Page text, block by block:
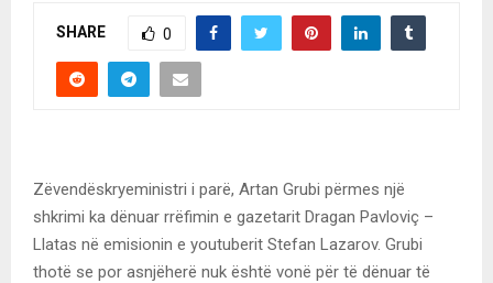
SHARE 0
Zëvendëskryeministri i parë, Artan Grubi përmes një
shkrimi ka dënuar rrëfimin e gazetarit Dragan Pavloviç –
Llatas në emisionin e youtuberit Stefan Lazarov. Grubi
thotë se por asnjëherë nuk është vonë për të dënuar të